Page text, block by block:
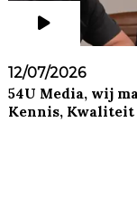
12/07/2026
54U Media, wij
Kennis,